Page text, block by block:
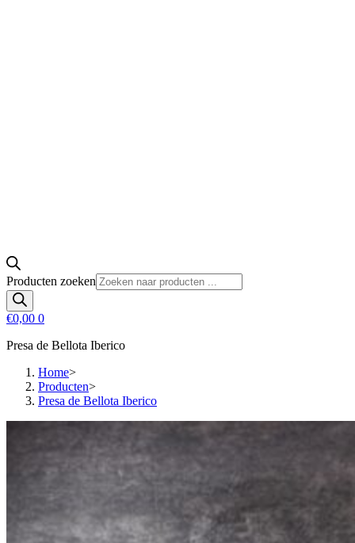
Producten zoeken
€0,00 0
Presa de Bellota Iberico
Home>
Producten>
Presa de Bellota Iberico